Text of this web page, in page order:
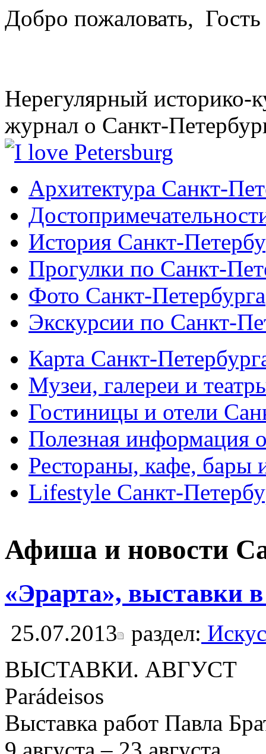
Добро пожаловать, Гость
Нерегулярный историко-
журнал о Санкт-
Архитектура Санкт-
История Санкт-
Прогулки по Санкт-
Фото Санкт-Петербурга
Экскурсии по Санкт-
Карта Санкт-
Музеи, галереи и
Гостиницы и отели
Полезная информация
Рестораны, кафе, бары
Lifestyle Санкт-
Афиша и новости
«Эрарта», выставки в
25.07.2013 раздел:
ВЫСТАВКИ. АВГУСТ
Parádeisos
Выставка работ Павла